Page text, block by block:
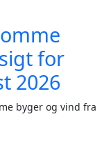
for
2026
byger og vind fra
byger og sol -